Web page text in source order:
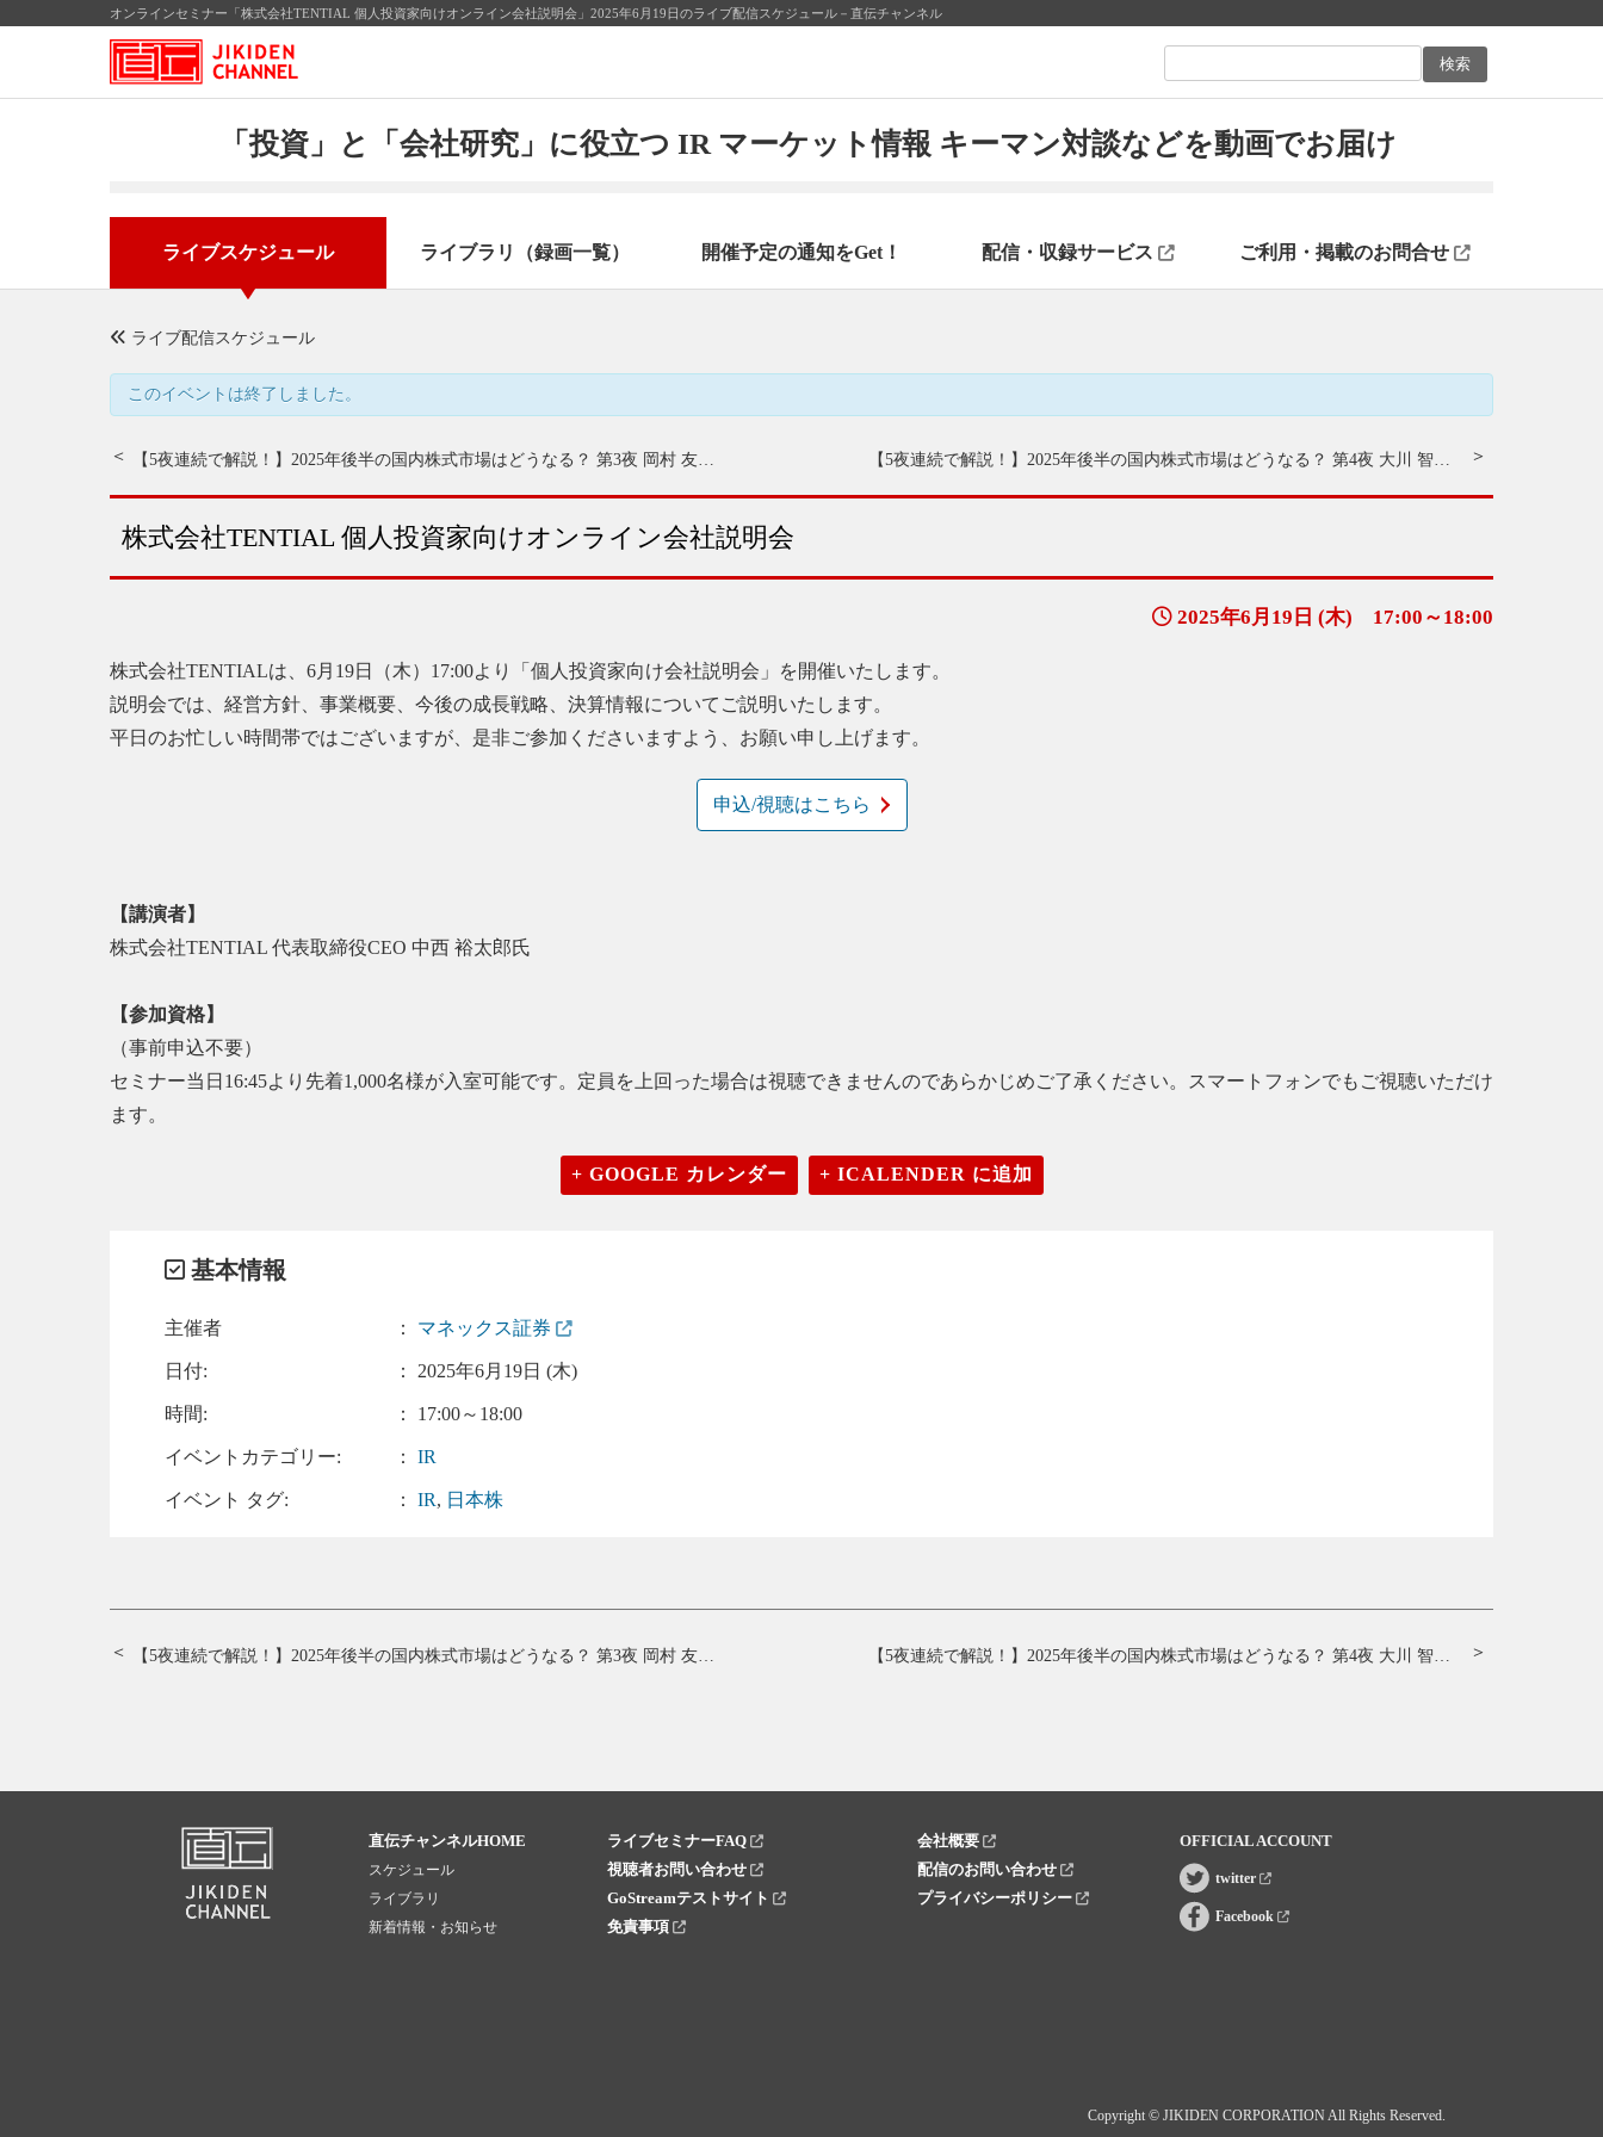
オンラインセミナー「株式会社TENTIAL 個人投資家向けオンライン会社説明会」2025年6月19日のライブ配信スケジュール－直伝チャンネル
「投資」と「会社研究」に役立つ IR マーケット情報 キーマン対談などを動画でお届け
ライブスケジュール ライブラリ（録画一覧） 開催予定の通知をGet！ 配信・収録サービス ご利用・掲載のお問合せ
ライブ配信スケジュール
このイベントは終了しました。
【5夜連続で解説！】2025年後半の国内株式市場はどうなる？ 第3夜 岡村 友哉氏 【5夜連続で解説！】2025年後半の国内株式市場はどうなる？ 第4夜 大川 智宏氏
株式会社TENTIAL 個人投資家向けオンライン会社説明会
2025年6月19日 (木) 17:00～18:00
株式会社TENTIALは、6月19日（木）17:00より「個人投資家向け会社説明会」を開催いたします。
説明会では、経営方針、事業概要、今後の成長戦略、決算情報についてご説明いたします。
平日のお忙しい時間帯ではございますが、是非ご参加くださいますよう、お願い申し上げます。
申込/視聴はこちら
【講演者】
株式会社TENTIAL 代表取締役CEO 中西 裕太郎氏
【参加資格】
（事前申込不要）
セミナー当日16:45より先着1,000名様が入室可能です。定員を上回った場合は視聴できませんのであらかじめご了承ください。スマートフォンでもご視聴いただけ
ます。
+ GOOGLE カレンダー + ICALENDER に追加
基本情報
主催者 ： マネックス証券
日付: ： 2025年6月19日 (木)
時間: ： 17:00～18:00
イベントカテゴリー: ：IR
イベント タグ: ：IR, 日本株
【5夜連続で解説！】2025年後半の国内株式市場はどうなる？ 第3夜 岡村 友哉氏 【5夜連続で解説！】2025年後半の国内株式市場はどうなる？ 第4夜 大川 智宏氏
直伝チャンネルHOME
スケジュール
ライブラリ
新着情報・お知らせ
ライブセミナーFAQ
視聴者お問い合わせ
GoStreamテストサイト
免責事項
会社概要
配信のお問い合わせ
プライバシーポリシー
OFFICIAL ACCOUNT
twitter
Facebook
Copyright © JIKIDEN CORPORATION All Rights Reserved.